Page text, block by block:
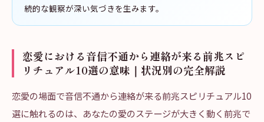
続的な観察が深い気づきを生みます。
恋愛における音信不通から連絡が来る前兆スピ
リチュアル10選の意味｜状況別の完全解説
恋愛の場面で音信不通から連絡が来る前兆スピリチュアル10
選に触れるのは、あなたの愛のステージが大きく動く前兆で